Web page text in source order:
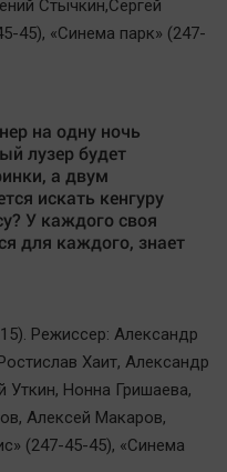
Стычкин,Сергей
45), «Синема парк» (247-
на одну ночь
лузер будет
а двум
искать кенгуру
У каждого своя
для каждого, знает
Режиссер: Александр
Хаит, Александр
Нонна Гришаева,
Алексей Макаров,
(247-45-45), «Синема